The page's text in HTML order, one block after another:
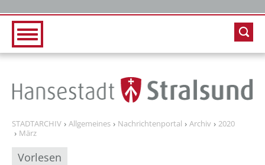
STADTARCHIV Allgemeines Nachrichtenportal Archiv
2020
März
Vorlesen